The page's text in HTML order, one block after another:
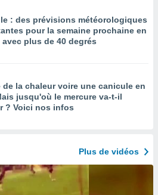
: des prévisions météorologiques
pour la semaine prochaine en
avec plus de 40 degrés
de la chaleur voire une canicule en
jusqu'où le mercure va-t-il
? Voici nos infos
Plus de vidéos